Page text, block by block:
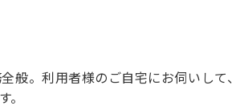
般。利用者様のご自宅にお伺いして、